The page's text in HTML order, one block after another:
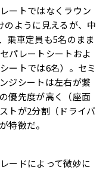
ートではなくラウン
のように見えるが、中
乗車定員も5名のまま
パレートシートおよ
ートでは6名）。セミ
ジシートは左右が繋
優先度が高く（座面
トが2分割（ドライバ
特徴だ。
ードによって微妙に